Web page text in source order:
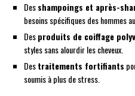
Desshampoings et après-
besoins spécifiques des hommes
Desproduits de coiffage
styles sans alourdir les cheveux.
Destraitements fortifiants
soumis à plus de stress.